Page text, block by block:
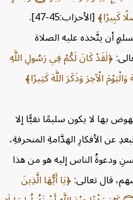
[الأحزاب:45-47].
يتَّخذه عليه الصلاة
لَقَدْ كَانَ لَكُمْ فِي رَسُولِ اللَّهِ
الْآخِرَ وَذَكَرَ اللَّهَ كَثِيرًا
لا يكون سليمًا نقيًّا إلا
الأفكارِ الهدَّامةِ المنحرفةِ،
الناس إليه هو من هذا
تعالى: يَا أَيُّهَا الَّذِينَ